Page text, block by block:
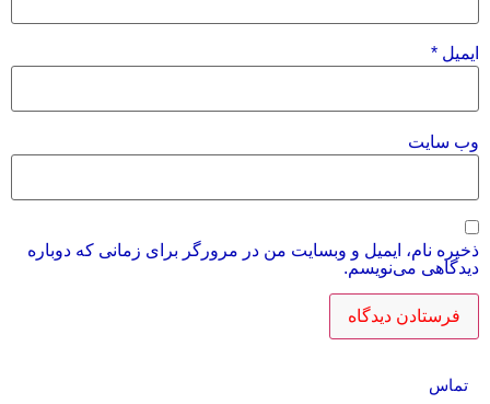
ایمیل *
وب‌ سایت
ذخیره نام، ایمیل و وبسایت من در مرورگر برای زمانی که دوباره
دیدگاهی می‌نویسم.
تماس